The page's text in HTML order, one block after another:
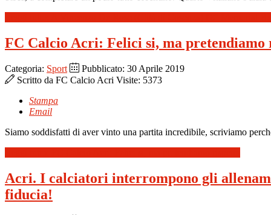
FC Calcio Acri: Felici si, ma pretendiamo
Categoria: Sport
Pubblicato: 30 Aprile 2019
Scritto da FC Calcio Acri Visite: 5373
Stampa
Email
Siamo soddisfatti di aver vinto una partita incredibile, scriviamo
Acri. I calciatori interrompono gli
fiducia!